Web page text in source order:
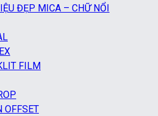
ĐẸP MICA – CHỮ NỔI
FILM
OFFSET